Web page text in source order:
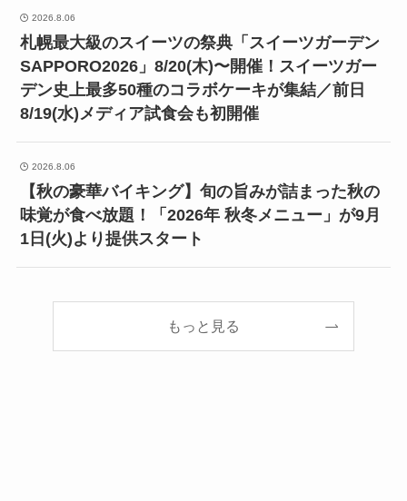
2026.8.06
札幌最大級のスイーツの祭典「スイーツガーデン
SAPPORO2026」8/20(木)〜開催！スイーツガー
デン史上最多50種のコラボケーキが集結／前日
8/19(水)メディア試食会も初開催
2026.8.06
【秋の豪華バイキング】旬の旨みが詰まった秋の
味覚が食べ放題！「2026年 秋冬メニュー」が9月
1日(火)より提供スタート
もっと見る